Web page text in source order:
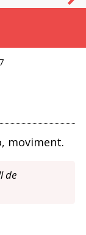
moviment.
de